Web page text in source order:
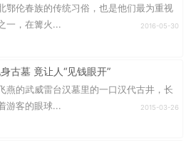
鄂伦春族的传统习俗，也是他们最为重视
一，在篝火...
2016-05-30
古墓 竟让人“见钱眼开”
燕的武威雷台汉墓里的一口汉代古井，长
游客的眼球...
2015-03-26